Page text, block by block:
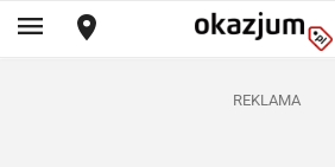
REKLAMA